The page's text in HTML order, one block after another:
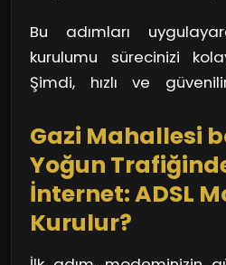
güvenle bağlanabilirsiniz.
Bu adımları
kurulumu sürecinizi
Şimdi, hızlı ve
Gazi Mahallesi
Yoğun
İnternet: ADSL
Kurulur?